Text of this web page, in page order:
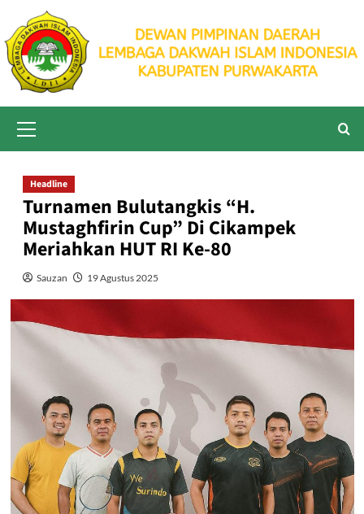
content
Menu
Headline
Turnamen Bulutangkis “H.
Mustaghfirin Cup” Di Cikampek
Meriahkan HUT RI Ke-80
Sauzan 19 Agustus 2025